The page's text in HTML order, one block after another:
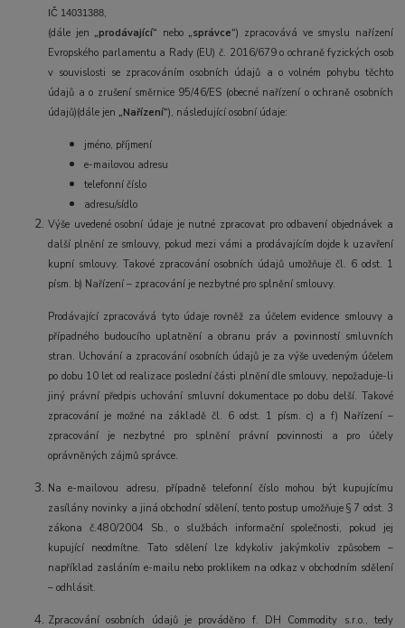
IČ 14031388,
(dále jen„prodávající“ nebo„správce“) zpracovává ve smyslu nařízení
Evropského parlamentu a Rady (EU) č. 2016/679 o ochraně fyzických osob
v souvislosti se zpracováním osobních údajů a o volném pohybu těchto
údajů a o zrušení směrnice 95/46/ES (obecné nařízení o ochraně osobních
údajů)(dále jen„Nařízení“), následující osobní údaje:
jméno, příjmení
e-mailovou adresu
telefonní číslo
adresu/sídlo
Výše uvedené osobní údaje je nutné zpracovat pro odbavení objednávek a
další plnění ze smlouvy, pokud mezi vámi a prodávajícím dojde k uzavření
kupní smlouvy. Takové zpracování osobních údajů umožňuje čl. 6 odst. 1
písm. b) Nařízení – zpracování je nezbytné pro splnění smlouvy.
Prodávající zpracovává tyto údaje rovněž za účelem evidence smlouvy a
případného budoucího uplatnění a obranu práv a povinností smluvních
stran. Uchování a zpracování osobních údajů je za výše uvedeným účelem
po dobu 10 let od realizace poslední části plnění dle smlouvy, nepožaduje-li
jiný právní předpis uchování smluvní dokumentace po dobu delší. Takové
zpracování je možné na základě čl. 6 odst. 1 písm. c) a f) Nařízení –
zpracování je nezbytné pro splnění právní povinnosti a pro účely
oprávněných zájmů správce.
Na e-mailovou adresu, případně telefonní číslo mohou být kupujícímu
zasílány novinky a jiná obchodní sdělení, tento postup umožňuje § 7 odst. 3
zákona č.480/2004 Sb., o službách informační společnosti, pokud jej
kupující neodmítne. Tato sdělení lze kdykoliv jakýmkoliv způsobem –
například zasláním e-mailu nebo proklikem na odkaz v obchodním sdělení
– odhlásit.
Zpracování osobních údajů je prováděno f. DH Commodity s.r.o., tedy